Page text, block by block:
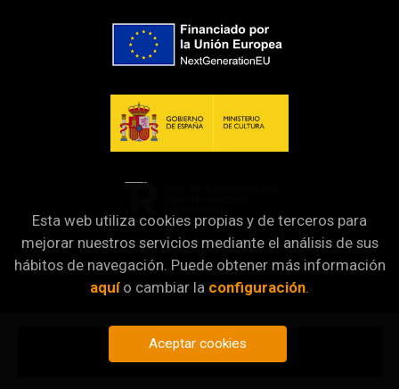
Añadir a mi cesta
Esta web utiliza cookies propias y de terceros para
mejorar nuestros servicios mediante el análisis de sus
hábitos de navegación. Puede obtener más información
aquío cambiar la configuración.
Aceptar cookies